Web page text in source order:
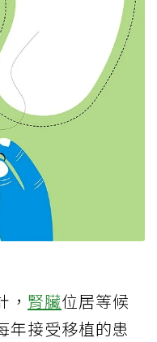
腎臟位居等候
年接受移植的患